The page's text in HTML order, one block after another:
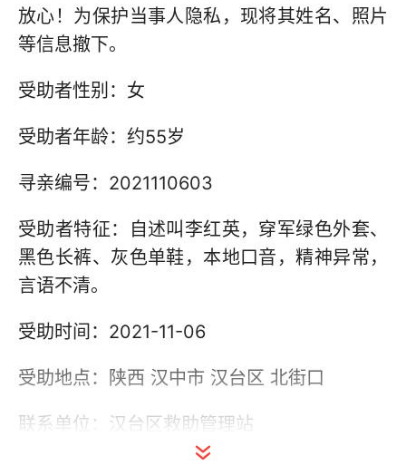
放心！为保护当事人隐私，现将其姓名、照片
等信息撤下。
受助者性别：女
受助者年龄：约55岁
寻亲编号：2021110603
受助者特征：自述叫李红英，穿军绿色外套、
黑色长裤、灰色单鞋，本地口音，精神异常，
言语不清。
受助时间：2021-11-06
受助地点：陕西 汉中市 汉台区 北街口
联系单位：汉台区救助管理站